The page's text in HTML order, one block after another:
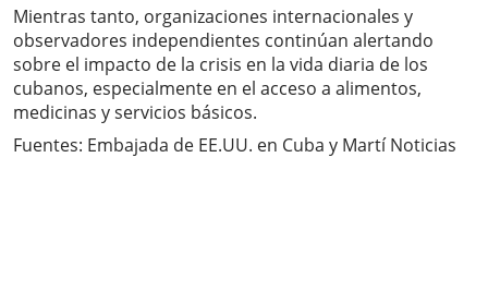
Mientras tanto, organizaciones internacionales y
observadores independientes continúan alertando
sobre el impacto de la crisis en la vida diaria de los
cubanos, especialmente en el acceso a alimentos,
medicinas y servicios básicos.
Fuentes: Embajada de EE.UU. en Cuba y Martí Noticias